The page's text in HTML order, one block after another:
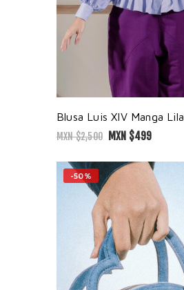
Blusa Luis XIV Manga Lila
MXN $2,500 MXN $499
-50%